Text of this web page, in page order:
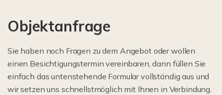
Objektanfrage
Sie haben noch Fragen zu dem Angebot oder wollen
einen Besichtigungstermin vereinbaren, dann füllen Sie
einfach das untenstehende Formular vollständig aus und
wir setzen uns schnellstmöglich mit Ihnen in Verbindung.